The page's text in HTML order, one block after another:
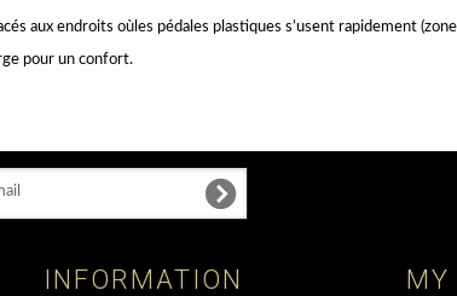
aux endroits oùles pédales plastiques s’usent rapidement
pour un confort.
INFORMATION MY